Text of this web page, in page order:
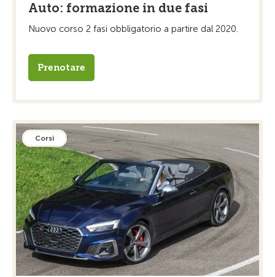
Auto: formazione in due fasi
Nuovo corso 2 fasi obbligatorio a partire dal 2020.
Prenotare
Corsi